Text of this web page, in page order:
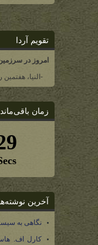
تقویم آردا
امروز در
-النیا،
زمان
آخرین
نگاهی به
کارل اف.